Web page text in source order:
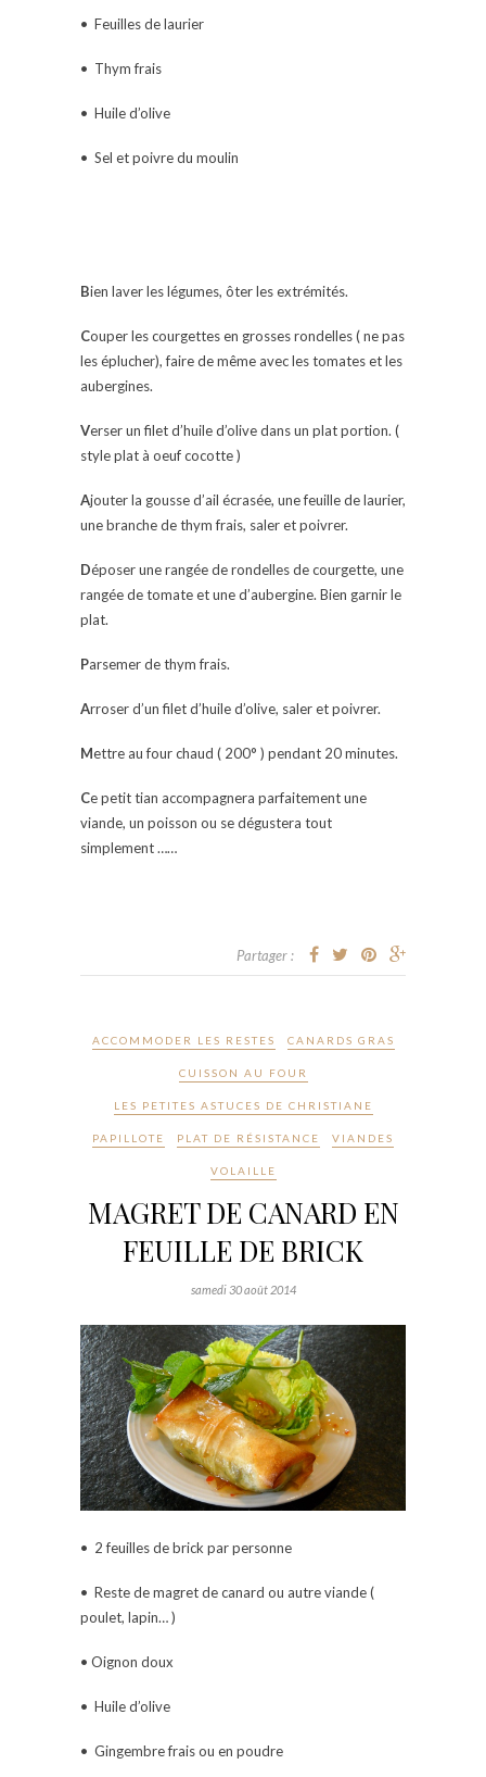
• Feuilles de laurier
• Thym frais
• Huile d’olive
• Sel et poivre du moulin
Bien laver les légumes, ôter les extrémités.
Couper les courgettes en grosses rondelles ( ne pas
les éplucher), faire de même avec les tomates et les
aubergines.
Verser un filet d’huile d’olive dans un plat portion. (
style plat à oeuf cocotte )
Ajouter la gousse d’ail écrasée, une feuille de laurier,
une branche de thym frais, saler et poivrer.
Déposer une rangée de rondelles de courgette, une
rangée de tomate et une d’aubergine. Bien garnir le
plat.
Parsemer de thym frais.
Arroser d’un filet d’huile d’olive, saler et poivrer.
Mettre au four chaud ( 200° ) pendant 20 minutes.
Ce petit tian accompagnera parfaitement une
viande, un poisson ou se dégustera tout
simplement ……
Partager :
ACCOMMODER LES RESTES CANARDS GRAS
CUISSON AU FOUR
LES PETITES ASTUCES DE CHRISTIANE
PAPILLOTE PLAT DE RÉSISTANCE VIANDES
VOLAILLE
MAGRET DE CANARD EN
FEUILLE DE BRICK
samedi 30 août 2014
• 2 feuilles de brick par personne
• Reste de magret de canard ou autre viande (
poulet, lapin… )
• Oignon doux
• Huile d’olive
• Gingembre frais ou en poudre